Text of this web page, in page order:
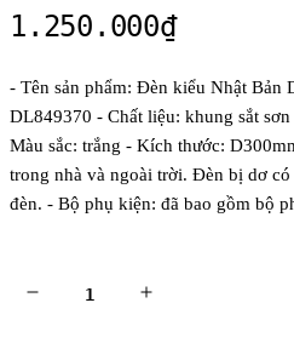
1.250.000₫
- Tên sản phẩm: Đèn kiểu Nhật Bản
DL849370 - Chất liệu: khung sắt
Màu sắc: trắng - Kích thước:
trong nhà và ngoài trời. Đèn bị dơ
đèn. - Bộ phụ kiện: đã bao gồm bộ
ấm áp hơn. - Điện áp: dòng điện 220V